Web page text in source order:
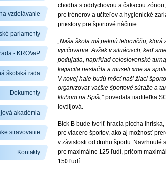
chodba s oddychovou a čakacou
pre trénerov a učiteľov a hygienické
priestory pre športové náčinie.
„Naša škola má peknú telocvičňu,
vyučovania. Avšak v situáciách, keď
podujatia, napríklad celoslovenské
kapacita nestačila a museli sme sa
V novej hale budú môcť naši žiaci
organizovať väčšie športové súťaže a
klubom na Spiši,“povedala riaditeľka
Iovdijová.
Blok B bude tvoriť hracia plocha
pre viacero športov, ako aj možnosť
v závislosti od druhu športu. Navrhnuté
pre maximálne 125 ľudí, pričom
150 ľudí.
vzdelávanie
parlamenty
- KROVaP
školská rada
Dokumenty
akadémia
stravovanie
Kontakty